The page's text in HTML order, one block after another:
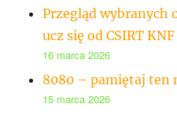
Przegląd wybranych
ucz się od CSIRT KNF
16 marca 2026
8080 – pamiętaj ten
15 marca 2026